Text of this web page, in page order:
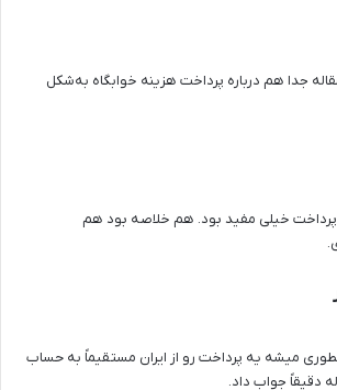
جدا هم درباره پرداخت هزینه خوابگاه به‌شکل
خیلی مفید بود. هم خلاصه بود هم
:
میشه یه پرداخت رو از ایران مستقیماً به حساب
دقیقاً جواب داد.